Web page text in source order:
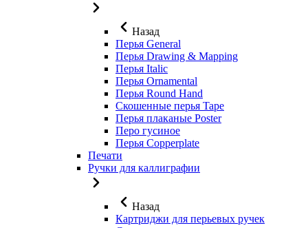
Назад
Перья General
Перья Drawing & Mapping
Перья Italic
Перья Ornamental
Перья Round Hand
Скошенные перья Tape
Перья плаканые Poster
Перо гусиное
Перья Copperplate
Печати
Ручки для каллиграфии
Назад
Картриджи для перьевых ручек